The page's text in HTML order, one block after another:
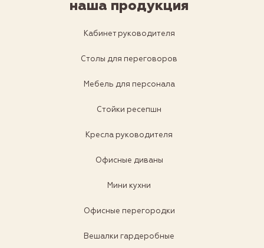
наша продукция
Кабинет руководителя
Столы для переговоров
Мебель для персонала
Стойки ресепшн
Кресла руководителя
Офисные диваны
Мини кухни
Офисные перегородки
Вешалки гардеробные